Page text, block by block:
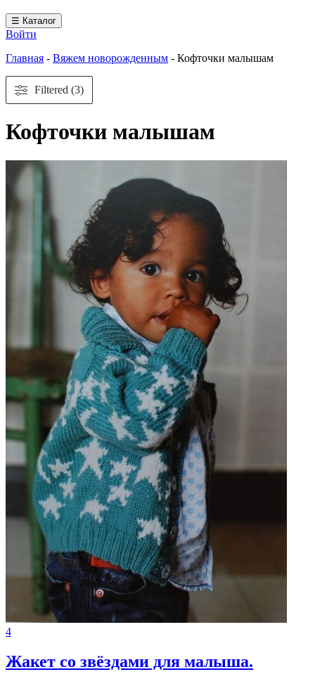
☰ Каталог
Войти
Главная - Вяжем новорожденным - Кофточки малышам
Filtered (3)
Кофточки малышам
4
Жакет со звёздами для малыша.